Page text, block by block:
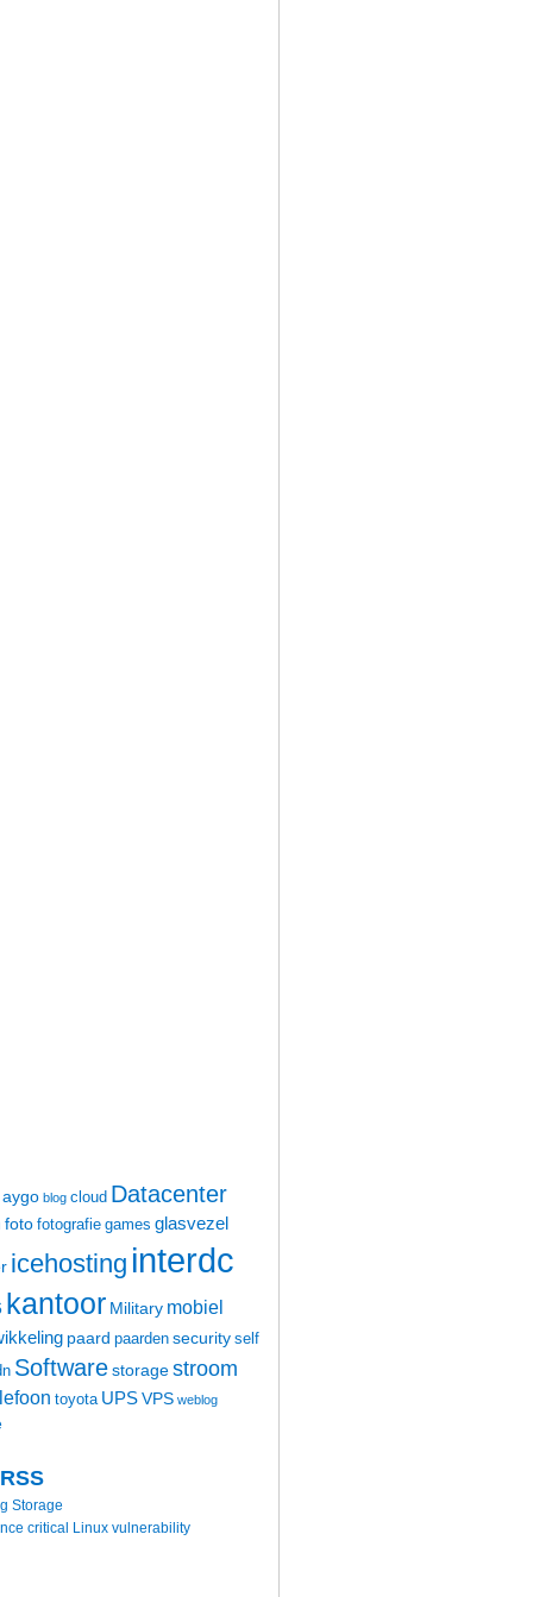
aygo blog cloud Datacenter
foto fotografie games glasvezel
icehosting interdc
kantoor Military mobiel
paard paarden security self
Softwarestoragestroom
toyota UPSVPS weblog
Storage
critical Linux vulnerability